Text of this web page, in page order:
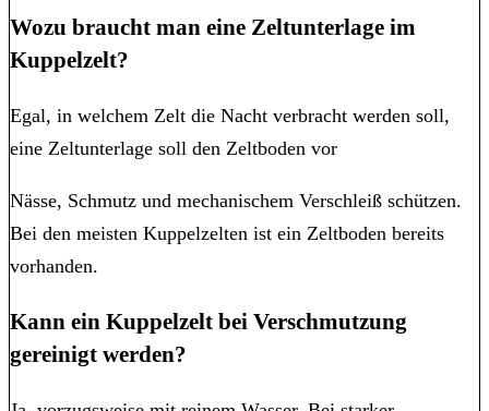
Wozu braucht man eine Zeltunterlage im
Kuppelzelt?
Egal, in welchem Zelt die Nacht verbracht werden soll,
eine Zeltunterlage soll den Zeltboden vor
Nässe, Schmutz und mechanischem Verschleiß schützen.
Bei den meisten Kuppelzelten ist ein Zeltboden bereits
vorhanden.
Kann ein Kuppelzelt bei Verschmutzung
gereinigt werden?